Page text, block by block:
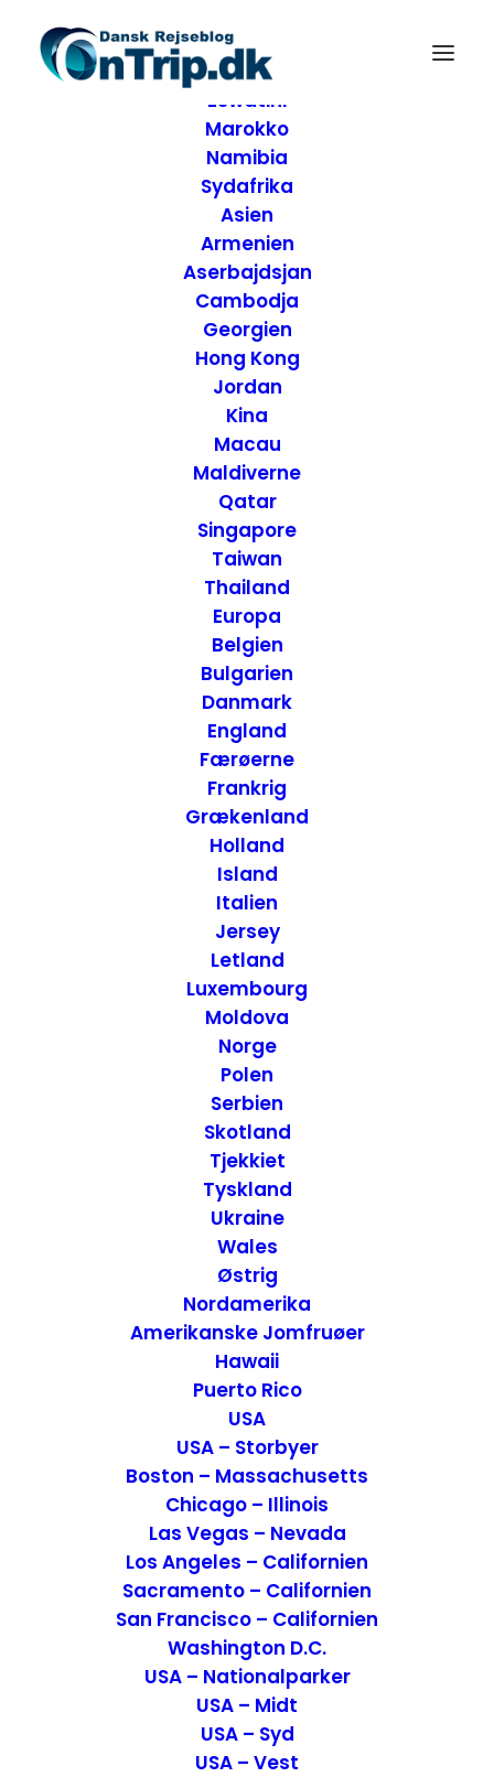
Destinationer
Afrika
Eswatini
Marokko
Namibia
Sydafrika
Asien
Armenien
Aserbajdsjan
Cambodja
Georgien
Hong Kong
Jordan
Kina
Macau
Maldiverne
Qatar
Singapore
Taiwan
Thailand
Europa
Belgien
Bulgarien
Danmark
England
Færøerne
Frankrig
Grækenland
Holland
Island
Italien
Jersey
Letland
Luxembourg
Moldova
Norge
Polen
Serbien
Skotland
Tjekkiet
Tyskland
Ukraine
Wales
Østrig
Nordamerika
Amerikanske Jomfruøer
Hawaii
Puerto Rico
USA
USA – Storbyer
Boston – Massachusetts
Chicago – Illinois
Las Vegas – Nevada
Los Angeles – Californien
Sacramento – Californien
San Francisco – Californien
Washington D.C.
USA – Nationalparker
USA – Midt
USA – Syd
USA – Vest
Brasilien
Besøg i Favelaerne – Rio de Janeiro, Brasilien
Rejsetanker om Brasilien
Brasilien